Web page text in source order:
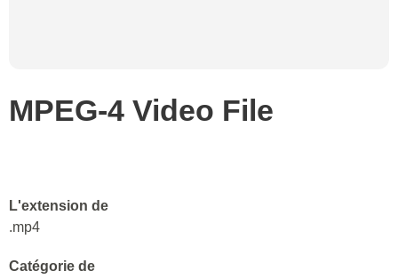
MPEG-4 Video File
L'extension de
.mp4
Catégorie de